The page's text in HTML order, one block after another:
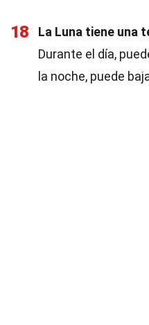
18
La Luna tiene una
Durante el día,
la noche, puede